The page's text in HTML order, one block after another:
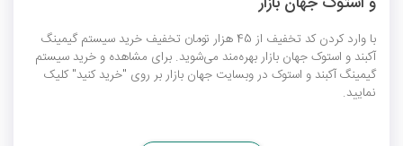
با وارد کردن کد تخفیف از 45 هزار تومان تخفیف خرید سیستم گیمینگ
آکبند و استوک جهان بازار بهره‌مند می‌شوید. برای مشاهده و خرید سیستم
گیمینگ آکبند و استوک در وبسایت جهان بازار بر روی "خرید کنید" کلیک
نمایید.